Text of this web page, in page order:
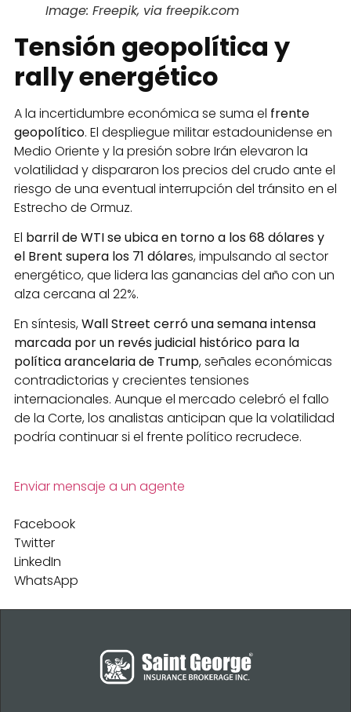
Image: Freepik, via freepik.com
Tensión geopolítica y
rally energético
A la incertidumbre económica se suma el frente
geopolítico. El despliegue militar estadounidense en
Medio Oriente y la presión sobre Irán elevaron la
volatilidad y dispararon los precios del crudo ante el
riesgo de una eventual interrupción del tránsito en el
Estrecho de Ormuz.
El barril de WTI se ubica en torno a los 68 dólares y
el Brent supera los 71 dólares, impulsando al sector
energético, que lidera las ganancias del año con un
alza cercana al 22%.
En síntesis,Wall Street cerró una semana intensa
marcada por un revés judicial histórico para la
política arancelaria de Trump, señales económicas
contradictorias y crecientes tensiones
internacionales. Aunque el mercado celebró el fallo
de la Corte, los analistas anticipan que la volatilidad
podría continuar si el frente político recrudece.
Enviar mensaje a un agente
Facebook
Twitter
LinkedIn
WhatsApp